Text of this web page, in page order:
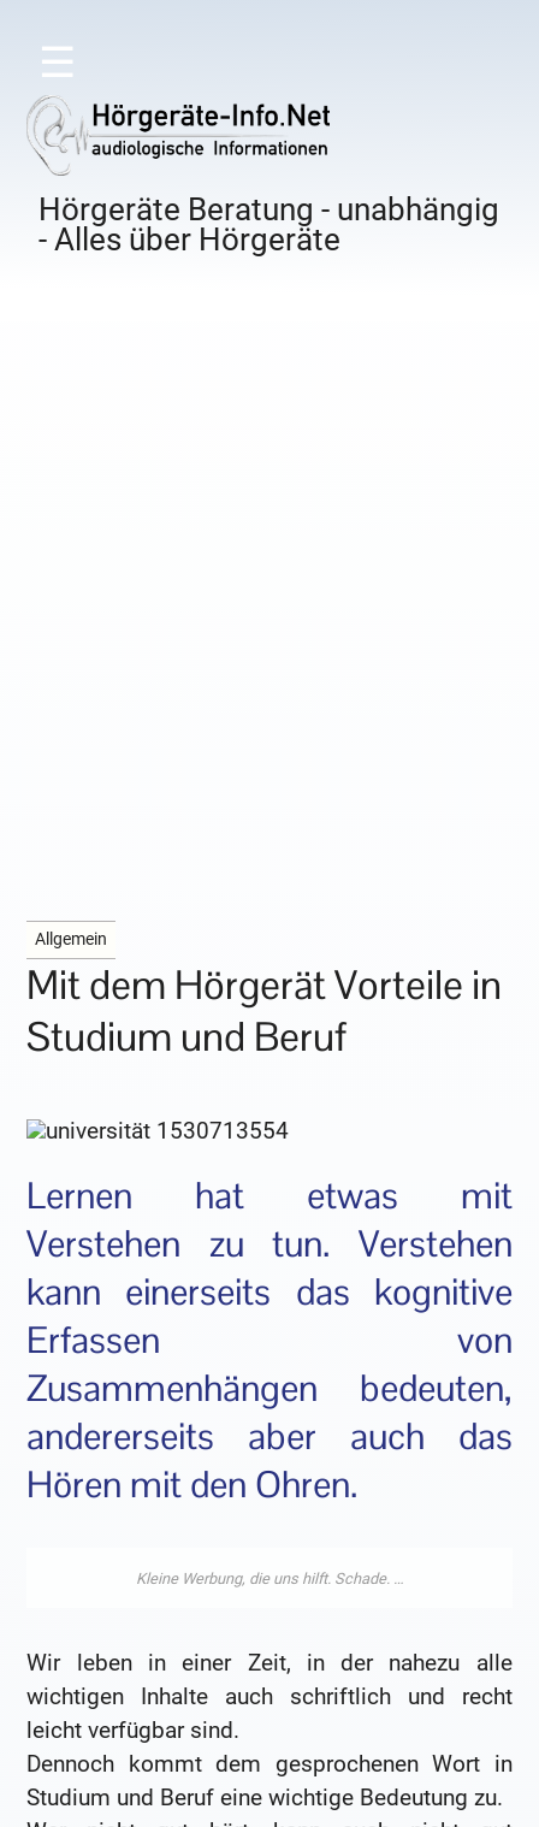
☰
Hörgeräte Beratung - unabhängig
- Alles über Hörgeräte
Allgemein
Mit dem Hörgerät Vorteile in
Studium und Beruf
Lernen hat etwas mit
Verstehen zu tun. Verstehen
kann einerseits das kognitive
Erfassen von
Zusammenhängen bedeuten,
andererseits aber auch das
Hören mit den Ohren.
Wir leben in einer Zeit, in der nahezu alle
wichtigen Inhalte auch schriftlich und recht
leicht verfügbar sind.
Dennoch kommt dem gesprochenen Wort in
Studium und Beruf eine wichtige Bedeutung zu.